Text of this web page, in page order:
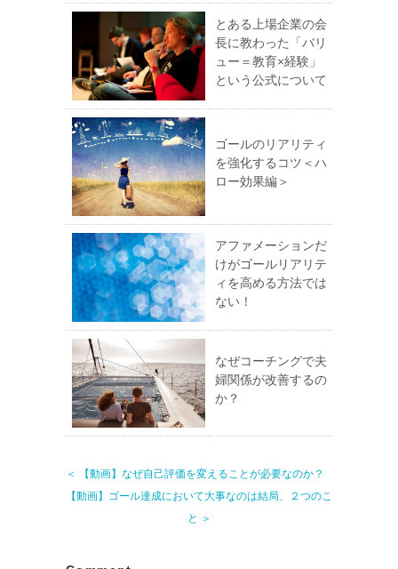
とある上場企業の会
長に教わった「バリ
ュー＝教育×経験」
という公式について
ゴールのリアリティ
を強化するコツ＜ハ
ロー効果編＞
アファメーションだ
けがゴールリアリテ
ィを高める方法では
ない！
なぜコーチングで夫
婦関係が改善するの
か？
＜ 【動画】なぜ自己評価を変えることが必要なのか？
【動画】ゴール達成において大事なのは結局、２つのこ
と ＞